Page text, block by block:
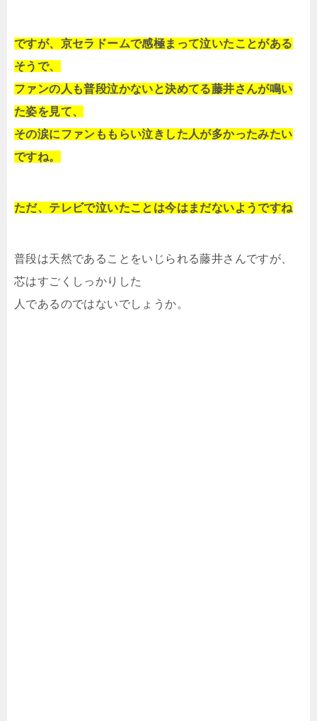
ですが、京セラドームで感極まって泣いたことがある
そうで、
ファンの人も普段泣かないと決めてる藤井さんが鳴い
た姿を見て、
その涙にファンももらい泣きした人が多かったみたい
ですね。
ただ、テレビで泣いたことは今はまだないようですね
普段は天然であることをいじられる藤井さんですが、
芯はすごくしっかりした
人であるのではないでしょうか。